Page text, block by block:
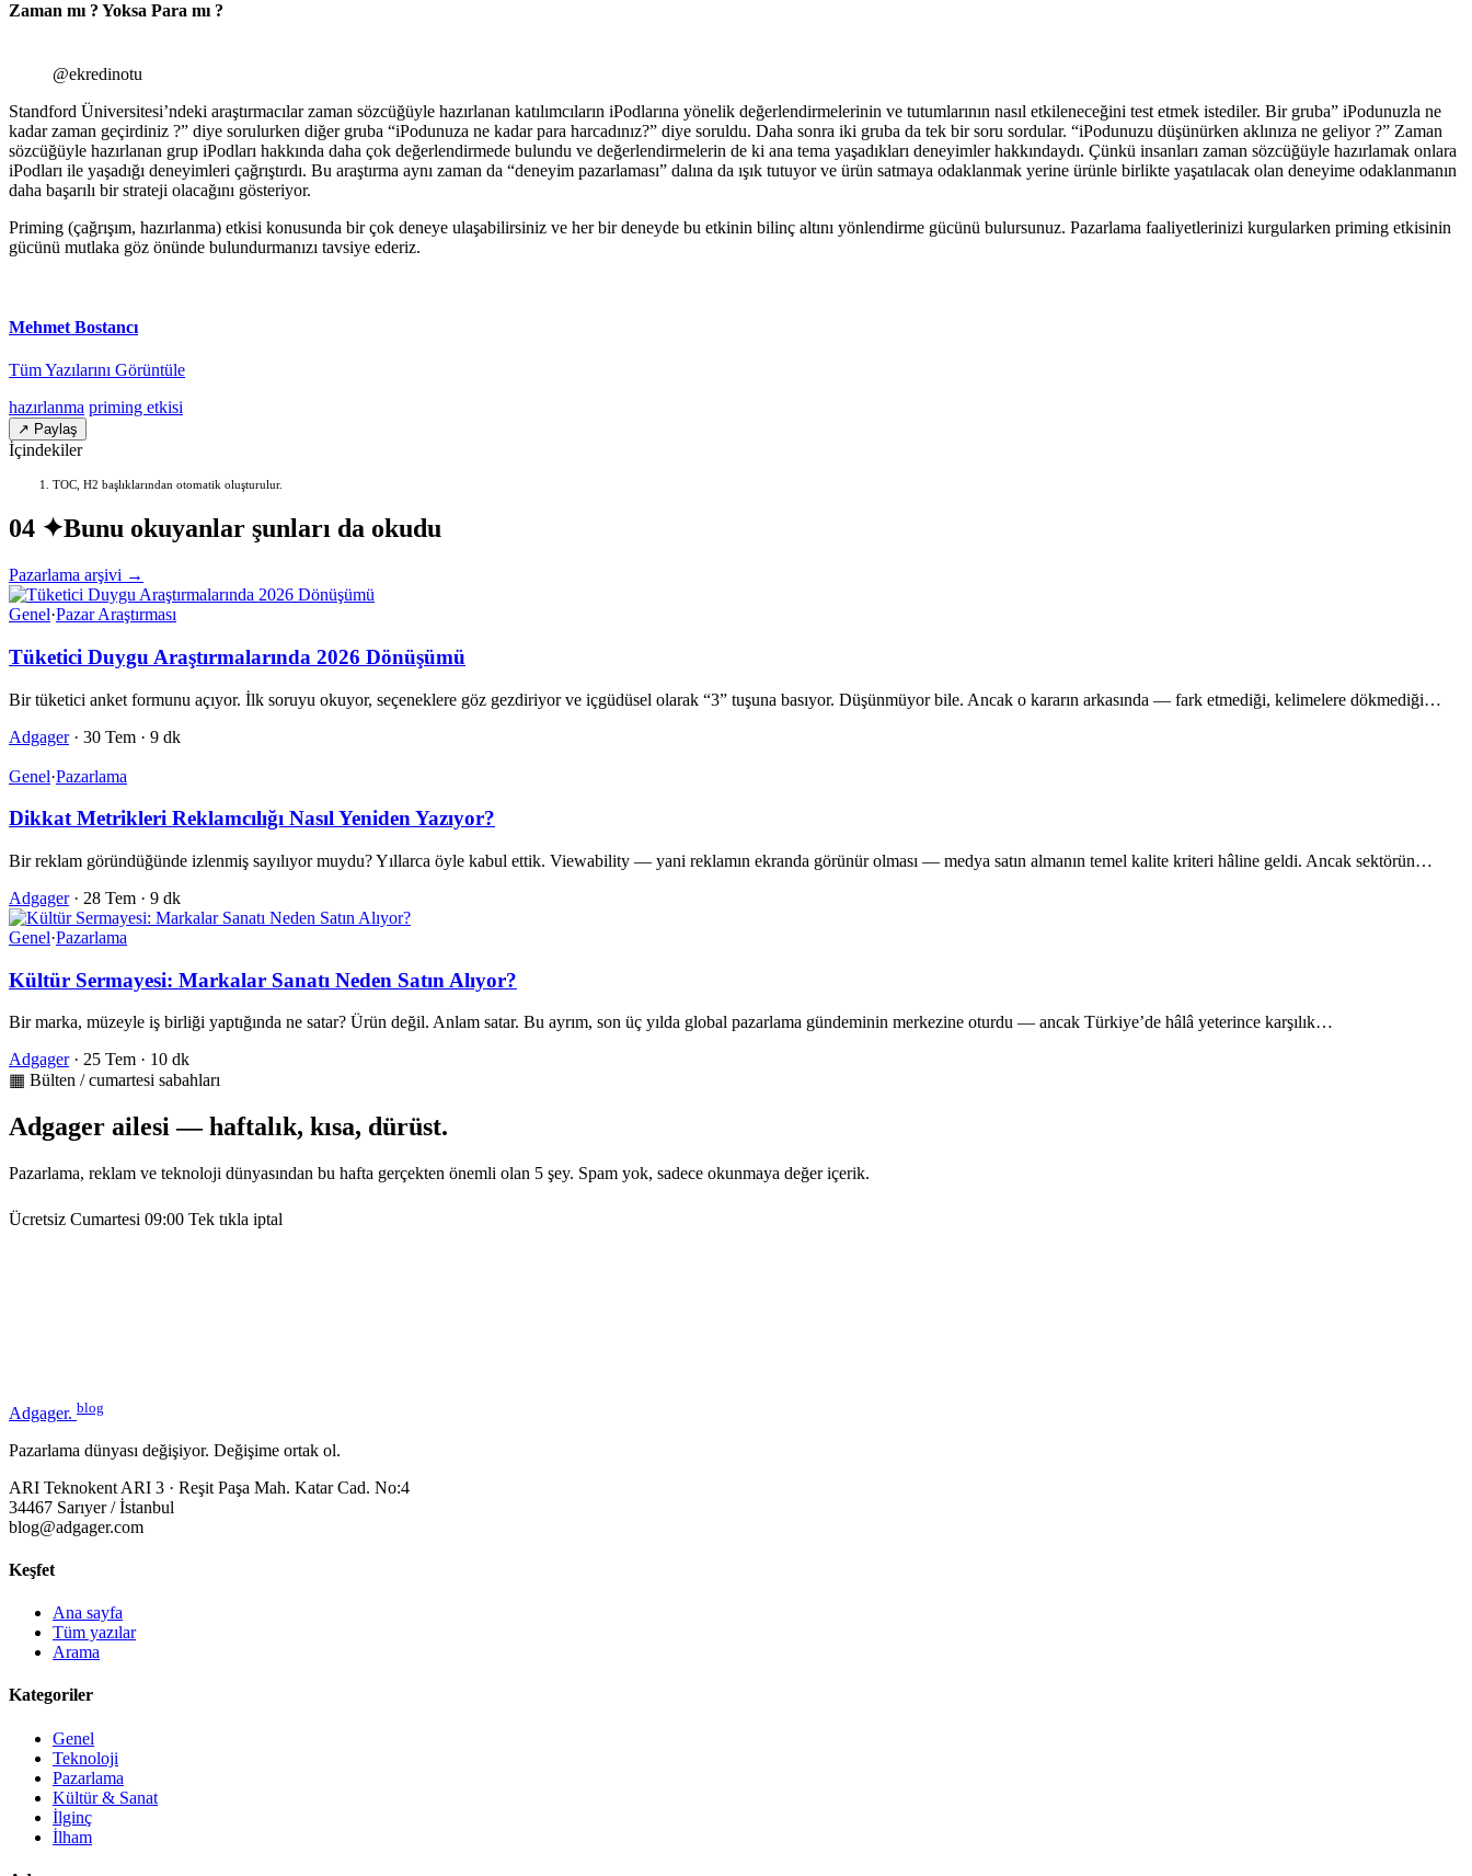
Zaman mı ? Yoksa Para mı ?
@ekredinotu
Standford Üniversitesi’ndeki araştırmacılar zaman sözcüğüyle hazırlanan katılımcıların iPodlarına yönelik değerlendirmelerinin ve tutumlarının nasıl etkileneceğini test etmek istediler. Bir gruba” iPodunuzla ne
kadar zaman geçirdiniz ?” diye sorulurken diğer gruba “iPodunuza ne kadar para harcadınız?” diye soruldu. Daha sonra iki gruba da tek bir soru sordular. “iPodunuzu düşünürken aklınıza ne geliyor ?” Zaman
sözcüğüyle hazırlanan grup iPodları hakkında daha çok değerlendirmede bulundu ve değerlendirmelerin de ki ana tema yaşadıkları deneyimler hakkındaydı. Çünkü insanları zaman sözcüğüyle hazırlamak onlara
iPodları ile yaşadığı deneyimleri çağrıştırdı. Bu araştırma aynı zaman da “deneyim pazarlaması” dalına da ışık tutuyor ve ürün satmaya odaklanmak yerine ürünle birlikte yaşatılacak olan deneyime odaklanmanın
daha başarılı bir strateji olacağını gösteriyor.
Priming (çağrışım, hazırlanma) etkisi konusunda bir çok deneye ulaşabilirsiniz ve her bir deneyde bu etkinin bilinç altını yönlendirme gücünü bulursunuz. Pazarlama faaliyetlerinizi kurgularken priming etkisinin
gücünü mutlaka göz önünde bulundurmanızı tavsiye ederiz.
Mehmet Bostancı
Tüm Yazılarını Görüntüle
hazırlanma priming etkisi
↗ Paylaş
İçindekiler
TOC, H2 başlıklarından otomatik oluşturulur.
04 ✦Bunu okuyanlar şunları da okudu
Pazarlama arşivi →
Genel·Pazar Araştırması
Tüketici Duygu Araştırmalarında 2026 Dönüşümü
Bir tüketici anket formunu açıyor. İlk soruyu okuyor, seçeneklere göz gezdiriyor ve içgüdüsel olarak “3” tuşuna basıyor. Düşünmüyor bile. Ancak o kararın arkasında — fark etmediği, kelimelere dökmediği…
Adgager · 30 Tem · 9 dk
Genel·Pazarlama
Dikkat Metrikleri Reklamcılığı Nasıl Yeniden Yazıyor?
Bir reklam göründüğünde izlenmiş sayılıyor muydu? Yıllarca öyle kabul ettik. Viewability — yani reklamın ekranda görünür olması — medya satın almanın temel kalite kriteri hâline geldi. Ancak sektörün…
Adgager · 28 Tem · 9 dk
Genel·Pazarlama
Kültür Sermayesi: Markalar Sanatı Neden Satın Alıyor?
Bir marka, müzeyle iş birliği yaptığında ne satar? Ürün değil. Anlam satar. Bu ayrım, son üç yılda global pazarlama gündeminin merkezine oturdu — ancak Türkiye’de hâlâ yeterince karşılık…
Adgager · 25 Tem · 10 dk
▦ Bülten / cumartesi sabahları
Adgager ailesi — haftalık, kısa, dürüst.
Pazarlama, reklam ve teknoloji dünyasından bu hafta gerçekten önemli olan 5 şey. Spam yok, sadece okunmaya değer içerik.
Ücretsiz Cumartesi 09:00 Tek tıkla iptal
Adgager. blog
Pazarlama dünyası değişiyor. Değişime ortak ol.
ARI Teknokent ARI 3 · Reşit Paşa Mah. Katar Cad. No:4
34467 Sarıyer / İstanbul
blog@adgager.com
Keşfet
Ana sayfa
Tüm yazılar
Arama
Kategoriler
Genel
Teknoloji
Pazarlama
Kültür & Sanat
İlginç
İlham